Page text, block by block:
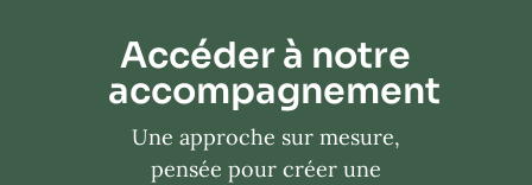
Accéder à notre
accompagnement
Une approche sur mesure,
pensée pour créer une